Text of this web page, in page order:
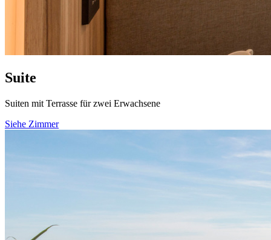
Suite
Suiten mit Terrasse für zwei Erwachsene
Siehe Zimmer